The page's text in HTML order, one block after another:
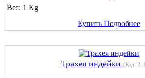
Вес: 1 Kg
Купить Подробнее
Трахея индейки (Код: